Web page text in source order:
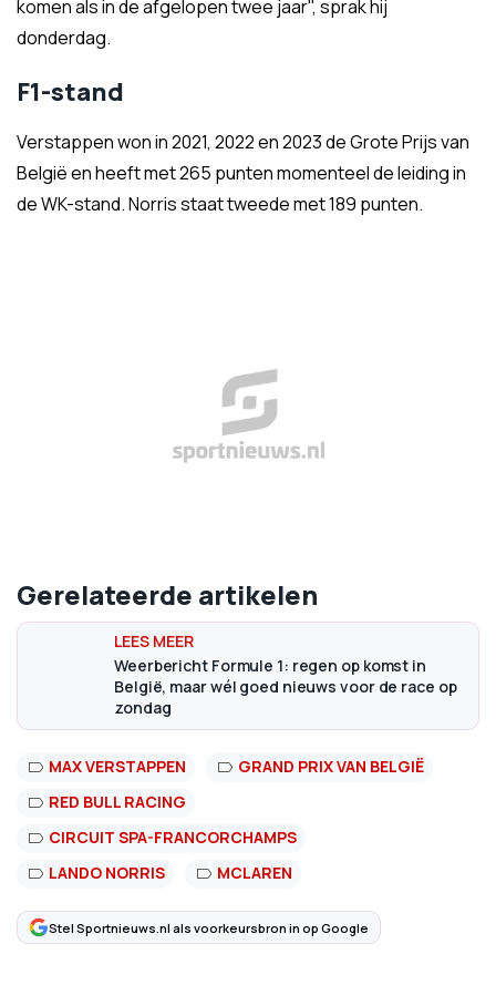
komen als in de afgelopen twee jaar", sprak hij
donderdag.
F1-stand
Verstappen won in 2021, 2022 en 2023 de Grote Prijs van
België en heeft met 265 punten momenteel de leiding in
de WK-stand. Norris staat tweede met 189 punten.
Gerelateerde artikelen
Weerbericht Formule 1: regen op komst in
België, maar wél goed nieuws voor de race op
zondag
MAX VERSTAPPEN
GRAND PRIX VAN BELGIË
RED BULL RACING
CIRCUIT SPA-FRANCORCHAMPS
LANDO NORRIS
MCLAREN
Stel Sportnieuws.nl als voorkeursbron in op Google